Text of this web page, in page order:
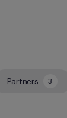
Partners 3
3